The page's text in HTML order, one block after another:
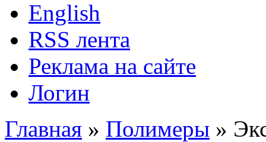
English
RSS лента
Реклама на сайте
Логин
Главная » Полимеры »